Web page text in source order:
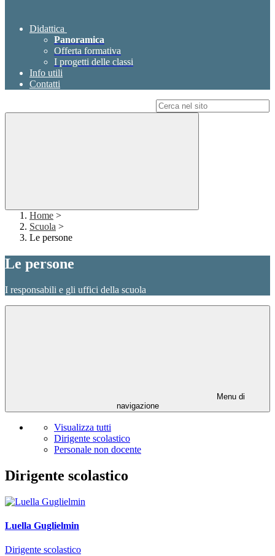
Didattica
Panoramica
Offerta formativa
I progetti delle classi
Info utili
Contatti
Home >
Scuola >
Le persone
Le persone
I responsabili e gli uffici della scuola
Menu di
navigazione
Visualizza tutti
Dirigente scolastico
Personale non docente
Dirigente scolastico
Luella Guglielmin
Dirigente scolastico